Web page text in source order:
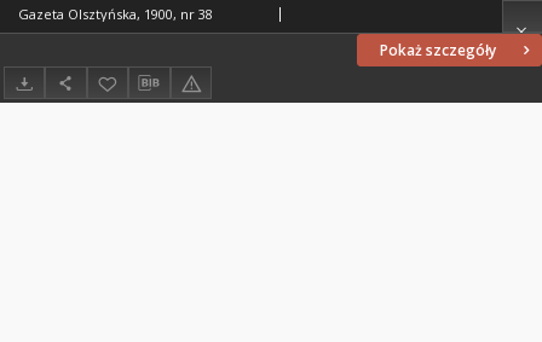
Pokaż szczegóły
Gazeta Olsztyńska, 1900, nr 38